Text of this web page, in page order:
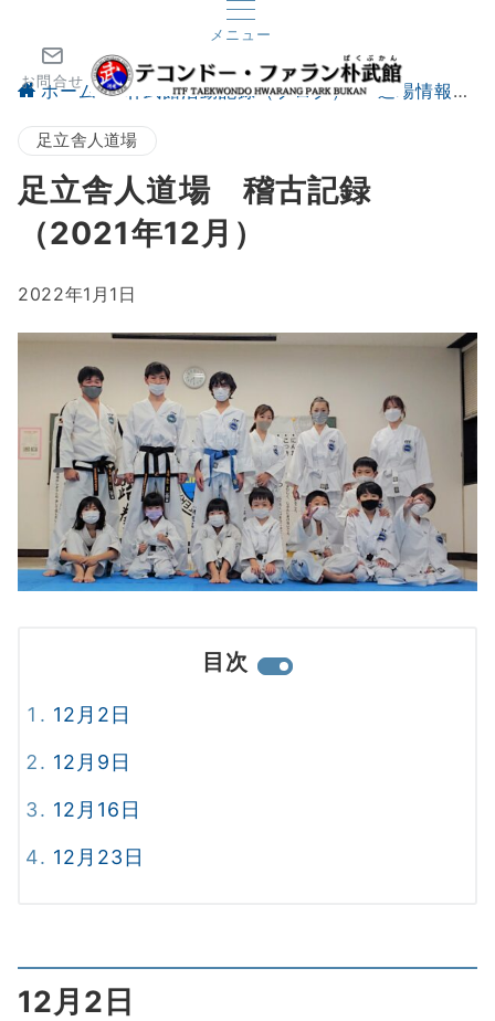
メニュー
お問合せ
ホーム 朴武館活動記録（ブログ） 道場情報
足立舎人道場
足立舎人道場 稽古記録
（2021年12月）
2022年1月1日
目次
12月2日
12月9日
12月16日
12月23日
12月2日